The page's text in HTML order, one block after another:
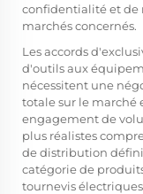
confidentialité et de
marchés concernés.
Les accords
d'outils aux
nécessitent une
totale sur le marché
engagement de
plus réalistes
de distribution
catégorie de
tournevis